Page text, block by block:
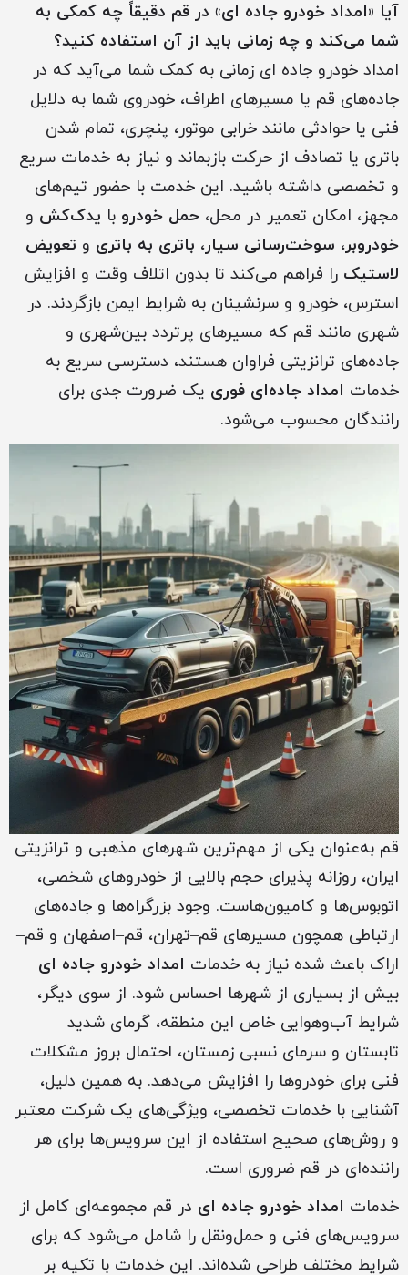
آیا «امداد خودرو جاده ای» در قم دقیقاً چه کمکی به
شما می‌کند و چه زمانی باید از آن استفاده کنید؟
امداد خودرو جاده ای زمانی به کمک شما می‌آید که در
جاده‌های قم یا مسیرهای اطراف، خودروی شما به دلایل
فنی یا حوادثی مانند خرابی موتور، پنچری، تمام شدن
باتری یا تصادف از حرکت بازبماند و نیاز به خدمات سریع
و تخصصی داشته باشید. این خدمت با حضور تیم‌های
مجهز، امکان تعمیر در محل، حمل خودرو با یدک‌کش و
خودروبر، سوخت‌رسانی سیار، باتری به باتری و تعویض
لاستیک را فراهم می‌کند تا بدون اتلاف وقت و افزایش
استرس، خودرو و سرنشینان به شرایط ایمن بازگردند. در
شهری مانند قم که مسیرهای پرتردد بین‌شهری و
جاده‌های ترانزیتی فراوان هستند، دسترسی سریع به
خدمات امداد جاده‌ای فوری یک ضرورت جدی برای
رانندگان محسوب می‌شود.
قم به‌عنوان یکی از مهم‌ترین شهرهای مذهبی و ترانزیتی
ایران، روزانه پذیرای حجم بالایی از خودروهای شخصی،
اتوبوس‌ها و کامیون‌هاست. وجود بزرگراه‌ها و جاده‌های
ارتباطی همچون مسیرهای قم–تهران، قم–اصفهان و قم–
اراک باعث شده نیاز به خدمات امداد خودرو جاده ای
بیش از بسیاری از شهرها احساس شود. از سوی دیگر،
شرایط آب‌وهوایی خاص این منطقه، گرمای شدید
تابستان و سرمای نسبی زمستان، احتمال بروز مشکلات
فنی برای خودروها را افزایش می‌دهد. به همین دلیل،
آشنایی با خدمات تخصصی، ویژگی‌های یک شرکت معتبر
و روش‌های صحیح استفاده از این سرویس‌ها برای هر
راننده‌ای در قم ضروری است.
خدمات امداد خودرو جاده ای در قم مجموعه‌ای کامل از
سرویس‌های فنی و حمل‌ونقل را شامل می‌شود که برای
شرایط مختلف طراحی شده‌اند. این خدمات با تکیه بر